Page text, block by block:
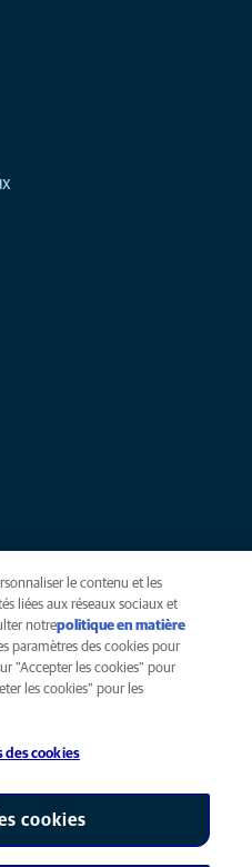
Inc © 2026
le contenu et les
liées aux réseaux sociaux et
notrepolitique en matière
paramètres des cookies pour
"Accepter les cookies" pour
les cookies" pour les
des cookies
cookies